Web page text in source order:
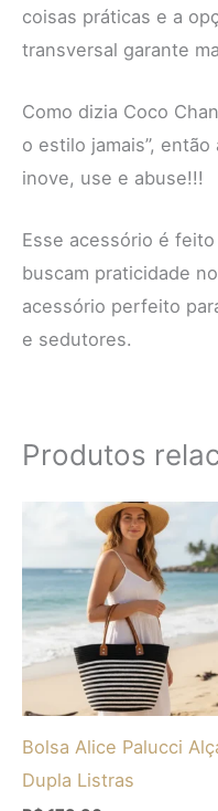
coisas práticas e a
transversal garante
Como dizia Coco
o estilo jamais”,
inove, use e abuse!!!
Esse acessório é
buscam praticidade
acessório perfeito
e sedutores.
Produtos
Bolsa Alice Palucci
Dupla Listras